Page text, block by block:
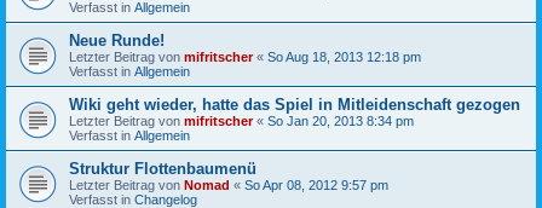
Verfasst in Allgemein
Neue Runde!
Letzter Beitrag von mifritscher« So Aug 18, 2013 12:18 pm
Verfasst in Allgemein
Wiki geht wieder, hatte das Spiel in Mitleidenschaft gezogen
Letzter Beitrag von mifritscher« So Jan 20, 2013 8:34 pm
Verfasst in Allgemein
Struktur Flottenbaumenü
Letzter Beitrag von Nomad « So Apr 08, 2012 9:57 pm
Verfasst in Changelog